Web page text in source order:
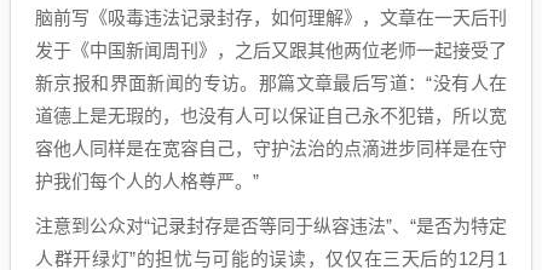
脑前写《吸毒违法记录封存，如何理解》，文章在一天后刊
发于《中国新闻周刊》，之后又跟其他两位老师一起接受了
新京报和界面新闻的专访。那篇文章最后写道：“没有人在
道德上是无瑕的，也没有人可以保证自己永不犯错，所以宽
容他人同样是在宽容自己，守护法治的点滴进步同样是在守
护我们每个人的人格尊严。”
注意到公众对“记录封存是否等同于纵容违法”、“是否为特定
人群开绿灯”的担忧与可能的误读，仅仅在三天后的12月1